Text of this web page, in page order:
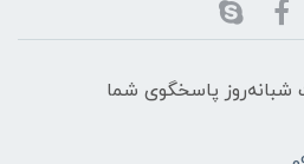
، ۲۴ ساعت شبانه‌روز پاسخگوی شما